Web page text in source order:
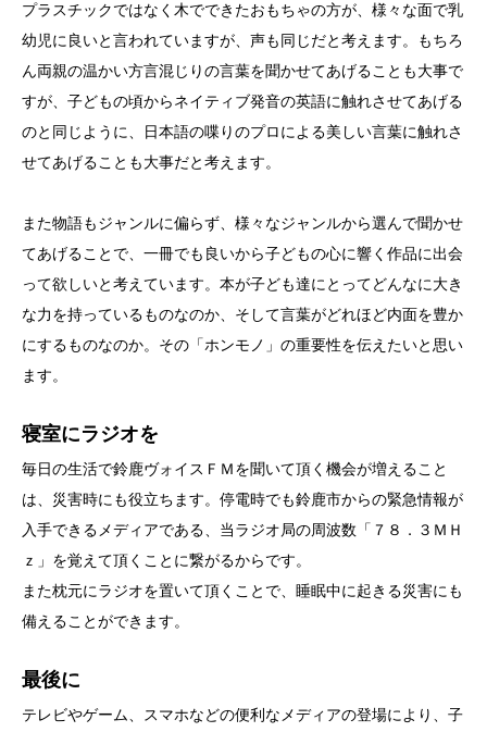
プラスチックではなく木でできたおもちゃの方が、様々な面で乳
幼児に良いと言われていますが、声も同じだと考えます。もちろ
ん両親の温かい方言混じりの言葉を聞かせてあげることも大事で
すが、子どもの頃からネイティブ発音の英語に触れさせてあげる
のと同じように、日本語の喋りのプロによる美しい言葉に触れさ
せてあげることも大事だと考えます。
また物語もジャンルに偏らず、様々なジャンルから選んで聞かせ
てあげることで、一冊でも良いから子どもの心に響く作品に出会
って欲しいと考えています。本が子ども達にとってどんなに大き
な力を持っているものなのか、そして言葉がどれほど内面を豊か
にするものなのか。その「ホンモノ」の重要性を伝えたいと思い
ます。
寝室にラジオを
毎日の生活で鈴鹿ヴォイスＦＭを聞いて頂く機会が増えること
は、災害時にも役立ちます。停電時でも鈴鹿市からの緊急情報が
入手できるメディアである、当ラジオ局の周波数「７８．３ＭＨ
ｚ」を覚えて頂くことに繋がるからです。
また枕元にラジオを置いて頂くことで、睡眠中に起きる災害にも
備えることができます。
最後に
テレビやゲーム、スマホなどの便利なメディアの登場により、子